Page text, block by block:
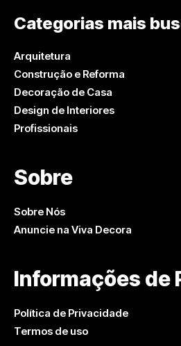
Categorias mais
Arquitetura
Construção e Reforma
Decoração de Casa
Design de Interiores
Profissionais
Sobre
Sobre Nós
Anuncie na Viva Decora
Informações de
Política de Privacidade
Termos de uso